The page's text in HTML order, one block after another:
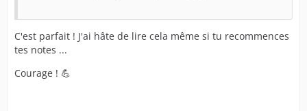
C'est parfait ! J'ai hâte de lire cela même si tu recommences
tes notes ...
Courage ! 💪